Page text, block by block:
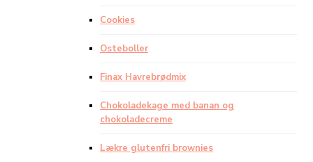
Cookies
Osteboller
Finax Havrebrødmix
Chokoladekage med banan og
chokoladecreme
Lækre glutenfri brownies